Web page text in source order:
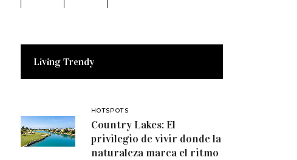
Living Trendy
HOTSPOTS
Country Lakes: El
privilegio de vivir donde la
naturaleza marca el ritmo